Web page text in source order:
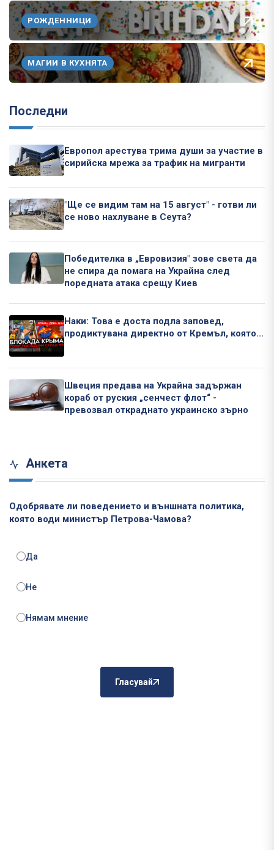
РОЖДЕННИЦИ
МАГИИ В КУХНЯТА
Последни
Европол арестува трима души за участие в
сирийска мрежа за трафик на мигранти
"Ще се видим там на 15 август" - готви ли
се ново нахлуване в Сеута?
Победителка в „Евровизия" зове света да
не спира да помага на Украйна след
поредната атака срещу Киев
Наки: Това е доста подла заповед,
продиктувана директно от Кремъл, която...
Швеция предава на Украйна задържан
кораб от руския „сенчест флот“ -
превозвал откраднато украинско зърно
Анкета
Одобрявате ли поведението и външната политика,
която води министър Петрова-Чамова?
Да
Не
Нямам мнение
Гласувай